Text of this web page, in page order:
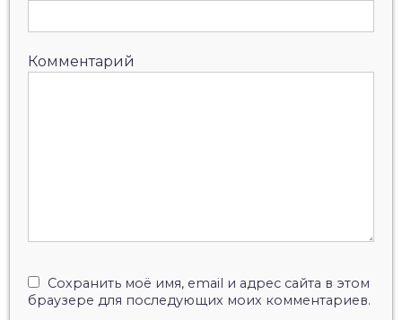
Комментарий
Сохранить моё имя, email и адрес сайта в этом
браузере для последующих моих комментариев.